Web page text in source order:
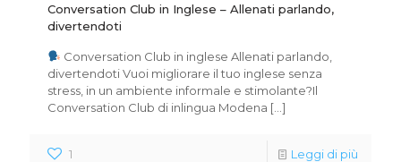
Conversation Club in Inglese – Allenati parlando,
divertendoti
Conversation Club in inglese Allenati parlando,
divertendoti Vuoi migliorare il tuo inglese senza
stress, in un ambiente informale e stimolante?Il
Conversation Club di inlingua Modena […]
1 Leggi di più